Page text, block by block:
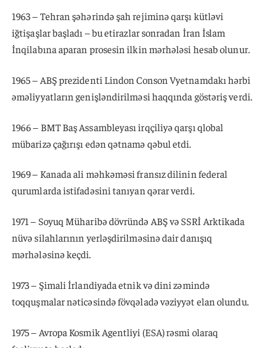
1963 – Tehran şəhərində şah rejiminə qarşı kütləvi
iğtişaşlar başladı – bu etirazlar sonradan İran İslam
İnqilabına aparan prosesin ilkin mərhələsi hesab olunur.
1965 – ABŞ prezidenti Lindon Conson Vyetnamdakı hərbi
əməliyyatların genişləndirilməsi haqqında göstəriş verdi.
1966 – BMT Baş Assambleyası irqçiliyə qarşı qlobal
mübarizə çağırışı edən qətnamə qəbul etdi.
1969 – Kanada ali məhkəməsi fransız dilinin federal
qurumlarda istifadəsini tanıyan qərar verdi.
1971 – Soyuq Müharibə dövründə ABŞ və SSRİ Arktikada
nüvə silahlarının yerləşdirilməsinə dair danışıq
mərhələsinə keçdi.
1973 – Şimali İrlandiyada etnik və dini zəmində
toqquşmalar nəticəsində fövqəladə vəziyyət elan olundu.
1975 – Avropa Kosmik Agentliyi (ESA) rəsmi olaraq